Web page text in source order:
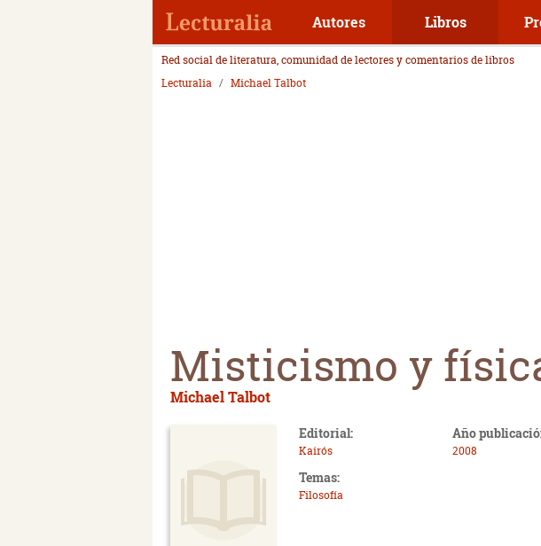
Autores Libros
Red social de literatura, comunidad de lectores y comentarios de libros
Lecturalia
Michael Talbot
Misticismo y
Michael Talbot
Editorial:
Kairós
Año
2008
Temas:
Filosofía